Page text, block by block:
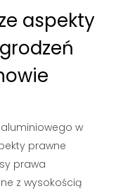
aspekty
w
prawne
prawa
z wysokością